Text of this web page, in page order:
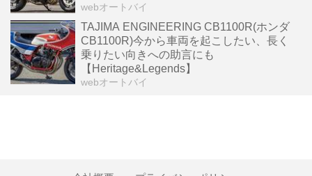
webオートバイ
TAJIMA ENGINEERING CB1100R(ホンダ
CB1100R)今から車両を起こしたい、長く
乗りたい向きへの助言にも
【Heritage&Legends】
webオートバイ